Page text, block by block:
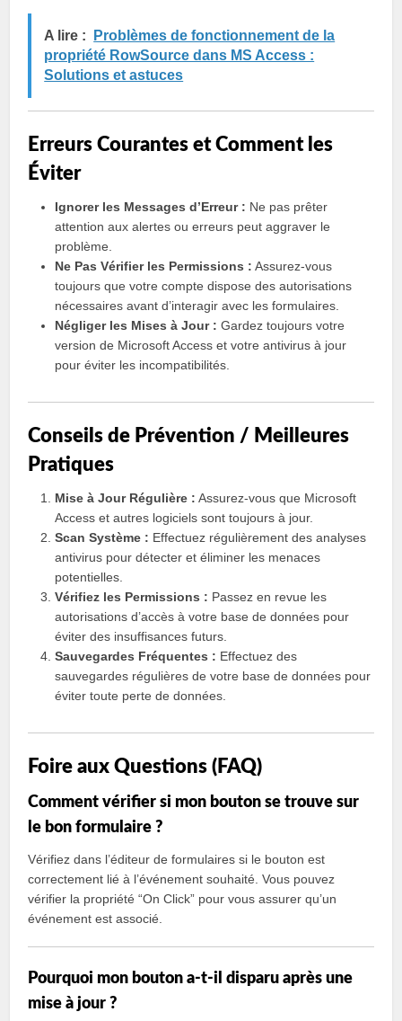
A lire :
Problèmes de fonctionnement de la
propriété RowSource dans MS Access :
Solutions et astuces
Erreurs Courantes et Comment les
Éviter
Ignorer les Messages d’Erreur : Ne pas prêter
attention aux alertes ou erreurs peut aggraver le
problème.
Ne Pas Vérifier les Permissions : Assurez-vous
toujours que votre compte dispose des autorisations
nécessaires avant d’interagir avec les formulaires.
Négliger les Mises à Jour : Gardez toujours votre
version de Microsoft Access et votre antivirus à jour
pour éviter les incompatibilités.
Conseils de Prévention / Meilleures
Pratiques
Mise à Jour Régulière : Assurez-vous que Microsoft
Access et autres logiciels sont toujours à jour.
Scan Système : Effectuez régulièrement des analyses
antivirus pour détecter et éliminer les menaces
potentielles.
Vérifiez les Permissions : Passez en revue les
autorisations d’accès à votre base de données pour
éviter des insuffisances futurs.
Sauvegardes Fréquentes : Effectuez des
sauvegardes régulières de votre base de données pour
éviter toute perte de données.
Foire aux Questions (FAQ)
Comment vérifier si mon bouton se trouve sur
le bon formulaire ?
Vérifiez dans l’éditeur de formulaires si le bouton est
correctement lié à l’événement souhaité. Vous pouvez
vérifier la propriété “On Click” pour vous assurer qu’un
événement est associé.
Pourquoi mon bouton a-t-il disparu après une
mise à jour ?